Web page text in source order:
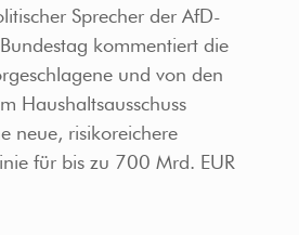
Sprecher der AfD-
kommentiert die
und von den
Haushaltsausschuss
neue, risikoreichere
für bis zu 700 Mrd. EUR